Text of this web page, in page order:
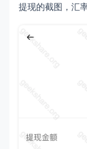
提现的截图，汇